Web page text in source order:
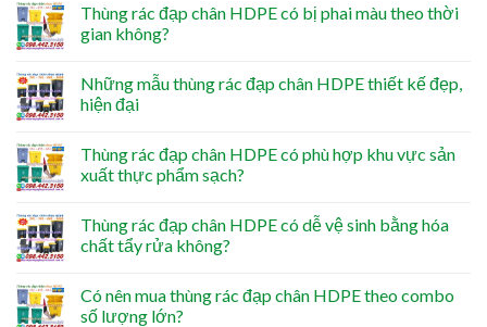
Thùng rác đạp chân HDPE có bị phai màu theo thời
gian không?
Những mẫu thùng rác đạp chân HDPE thiết kế đẹp,
hiện đại
Thùng rác đạp chân HDPE có phù hợp khu vực sản
xuất thực phẩm sạch?
Thùng rác đạp chân HDPE có dễ vệ sinh bằng hóa
chất tẩy rửa không?
Có nên mua thùng rác đạp chân HDPE theo combo
số lượng lớn?